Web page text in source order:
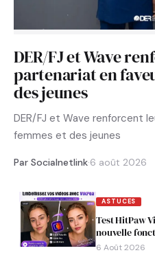
DER/FJ et Wave
partenariat en
des jeunes
DER/FJ et Wave renforcent
femmes et des jeunes
Par Socialnetlink·6 août 2026
ASTUCES
Test HitPaw
nouvelle
6 Août 2026